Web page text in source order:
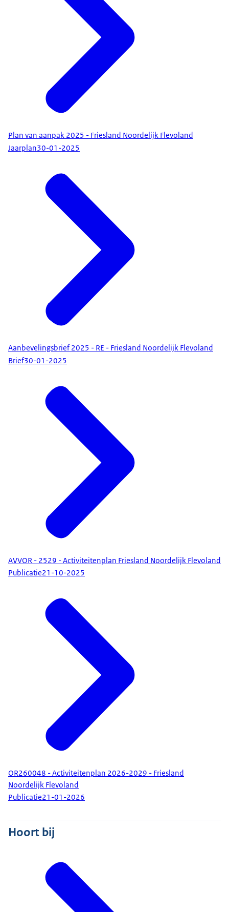
Plan van aanpak 2025 - Friesland Noordelijk Flevoland
Jaarplan30-01-2025
Aanbevelingsbrief 2025 - RE - Friesland Noordelijk Flevoland
Brief30-01-2025
AVVOR - 2529 - Activiteitenplan Friesland Noordelijk Flevoland
Publicatie21-10-2025
OR260048 - Activiteitenplan 2026-2029 - Friesland
Noordelijk Flevoland
Publicatie21-01-2026
Hoort bij